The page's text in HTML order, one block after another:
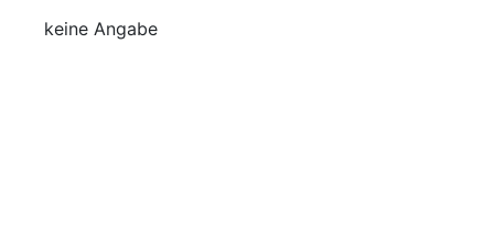
keine Angabe